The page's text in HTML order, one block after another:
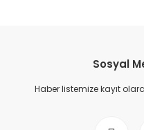
Sosyal
Haber listemize kayıt